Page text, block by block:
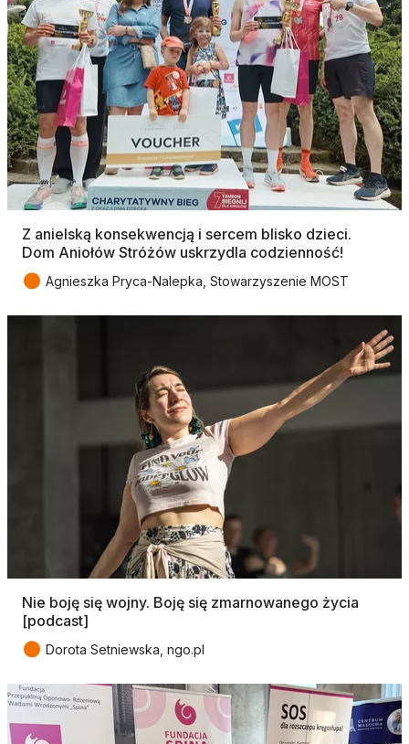
Z anielską konsekwencją i sercem blisko dzieci.
Dom Aniołów Stróżów uskrzydla codzienność!
● Agnieszka Pryca-Nalepka, Stowarzyszenie MOST
Nie boję się wojny. Boję się zmarnowanego życia
[podcast]
● Dorota Setniewska, ngo.pl